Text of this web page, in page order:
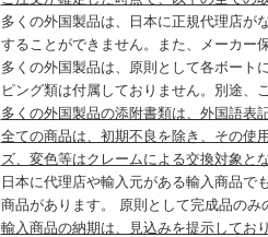
多くの外国製品は、日本に正規代理店が
することができません。また、メーカー
多くの外国製品は、原則として各ボート
ピング類は付属しておりません。別途、
多くの外国製品の添附書類は、外国語表
全ての商品は、初期不良を除き、その使
ズ、変色等はクレームによる交換対象と
日本に代理店や輸入元がある輸入商品で
商品があります。 原則として完成品のみ
輸入商品の納期は、見込みを提示してお